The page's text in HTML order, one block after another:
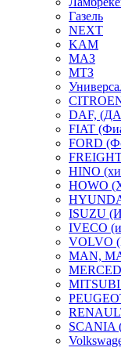
Газель
NEXT
KAM
МАЗ
МТЗ
DAF,
FIAT
FORD
HINO
HOWO
ISUZU
IVECO
VOLVO
MAN,
SCANIA